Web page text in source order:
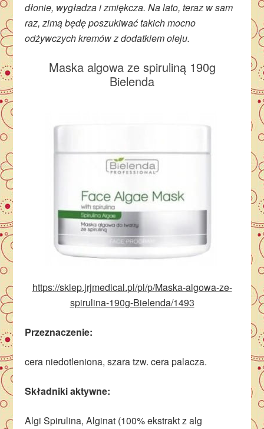
dłonie, wygładza i zmiękcza. Na lato, teraz w sam
raz, zimą będę poszukiwać takich mocno
odżywczych kremów z dodatkiem oleju.
Maska algowa ze spiruliną 190g
Bielenda
https://sklep.jrjmedical.pl/pl/p/Maska-algowa-ze-
spirulina-190g-Bielenda/1493
Przeznaczenie:
cera niedotleniona, szara tzw. cera palacza.
Składniki aktywne:
Algi Spirulina, Alginat (100% ekstrakt z alg